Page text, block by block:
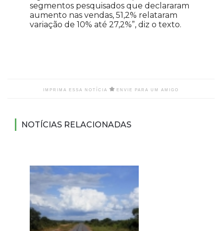
segmentos pesquisados que declararam
aumento nas vendas, 51,2% relataram
variação de 10% até 27,2%”, diz o texto.
IMPRIMA ESSA NOTÍCIA ENVIE PARA UM AMIGO
NOTÍCIAS RELACIONADAS